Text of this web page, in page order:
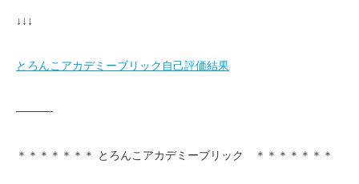
↓↓↓
とろんこアカデミーブリック自己評価結果
———-
＊＊＊＊＊＊＊ とろんこアカデミーブリック ＊＊＊＊＊＊＊